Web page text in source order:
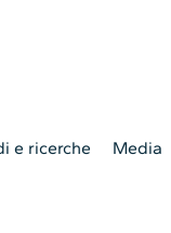
e ricerche Media